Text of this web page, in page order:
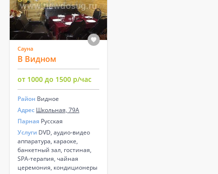
Сауна
В Видном
от 1000 до 1500 р/час
Район Видное
Адрес Школьная, 79А
Парная Русская
Услуги DVD, аудио-видео
аппаратура, караоке,
банкетный зал, гостиная,
SPA-терапия, чайная
церемония, кондиционеры